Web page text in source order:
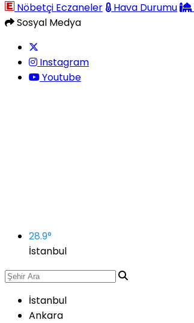
Nöbetçi Eczaneler
Hava Durumu
Sosyal Medya
Instagram
Youtube
28.9°
İstanbul
İstanbul
Ankara